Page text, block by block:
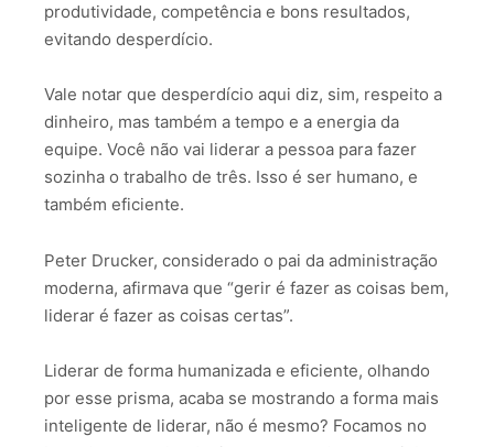
produtividade, competência e bons resultados,
evitando desperdício.
Vale notar que desperdício aqui diz, sim, respeito a
dinheiro, mas também a tempo e a energia da
equipe. Você não vai liderar a pessoa para fazer
sozinha o trabalho de três. Isso é ser humano, e
também eficiente.
Peter Drucker, considerado o pai da administração
moderna, afirmava que “gerir é fazer as coisas bem,
liderar é fazer as coisas certas”.
Liderar de forma humanizada e eficiente, olhando
por esse prisma, acaba se mostrando a forma mais
inteligente de liderar, não é mesmo? Focamos no